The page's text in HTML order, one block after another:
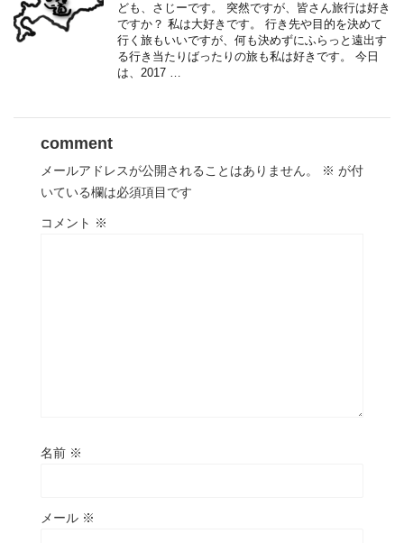
ども、さじーです。 突然ですが、皆さん旅行は好き
ですか？ 私は大好きです。 行き先や目的を決めて
行く旅もいいですが、何も決めずにふらっと遠出す
る行き当たりばったりの旅も私は好きです。 今日
は、2017 …
comment
メールアドレスが公開されることはありません。 ※ が付
いている欄は必須項目です
コメント ※
名前 ※
メール ※